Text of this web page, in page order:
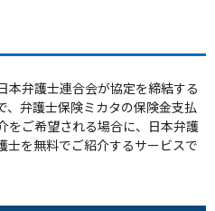
本弁護士連合会が協定を締結する
、弁護士保険ミカタの保険金支払
をご希望される場合に、日本弁護
士を無料でご紹介するサービスで